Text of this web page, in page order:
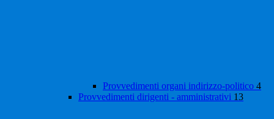
Provvedimenti organi indirizzo-politico 4
Provvedimenti dirigenti - amministrativi 13